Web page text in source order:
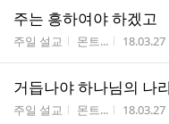
주는 흥하여야 하겠고
게시판명
주일 설교 작성자
몬트... 작성시간
18.03.27
거듭나야 하나님의 나
게시판명
주일 설교 작성자
몬트... 작성시간
18.03.27